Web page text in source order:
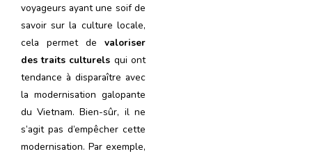
voyageurs ayant une soif de
savoir sur la culture locale,
cela permet de valoriser
des traits culturels qui ont
tendance à disparaître avec
la modernisation galopante
du Vietnam. Bien-sûr, il ne
s’agit pas d’empêcher cette
modernisation. Par exemple,